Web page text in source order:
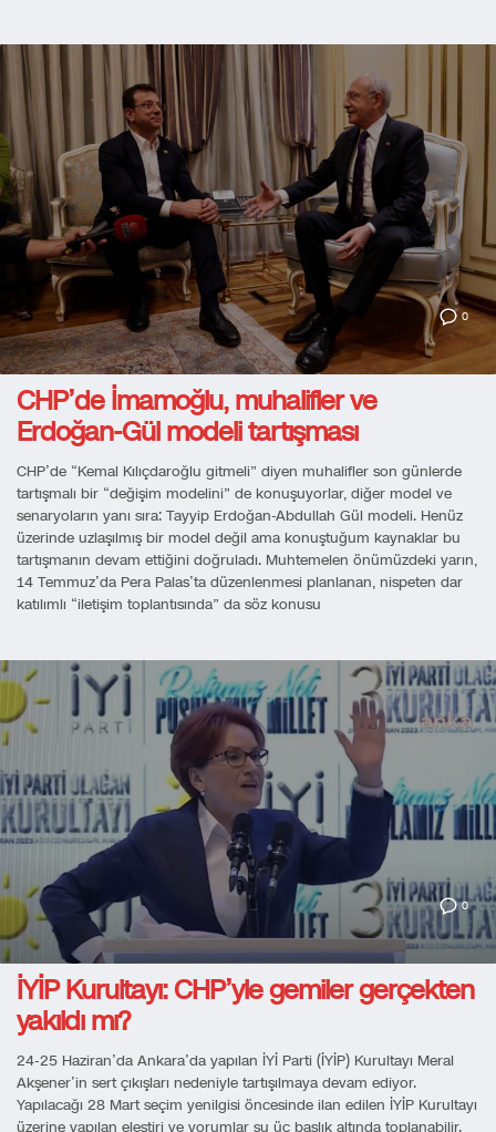
0
CHP’de İmamoğlu, muhalifler ve
Erdoğan-Gül modeli tartışması
CHP’de “Kemal Kılıçdaroğlu gitmeli” diyen muhalifler son günlerde
tartışmalı bir “değişim modelini” de konuşuyorlar, diğer model ve
senaryoların yanı sıra: Tayyip Erdoğan-Abdullah Gül modeli. Henüz
üzerinde uzlaşılmış bir model değil ama konuştuğum kaynaklar bu
tartışmanın devam ettiğini doğruladı. Muhtemelen önümüzdeki yarın,
14 Temmuz’da Pera Palas’ta düzenlenmesi planlanan, nispeten dar
katılımlı “iletişim toplantısında” da söz konusu
0
İYİP Kurultayı: CHP’yle gemiler gerçekten
yakıldı mı?
24-25 Haziran’da Ankara’da yapılan İYİ Parti (İYİP) Kurultayı Meral
Akşener’in sert çıkışları nedeniyle tartışılmaya devam ediyor.
Yapılacağı 28 Mart seçim yenilgisi öncesinde ilan edilen İYİP Kurultayı
üzerine yapılan eleştiri ve yorumlar şu üç başlık altında toplanabilir.